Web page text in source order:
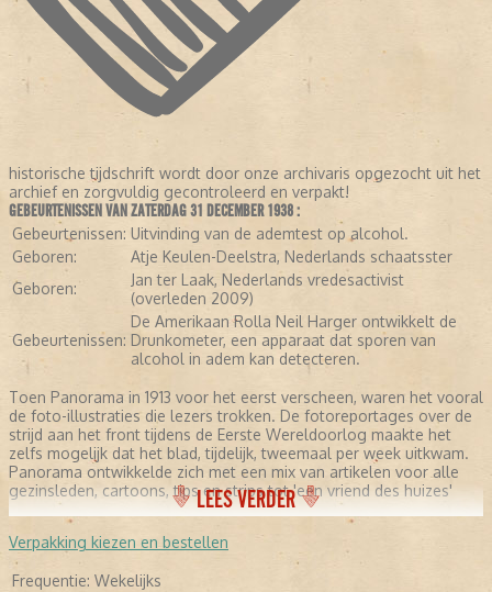
historische tijdschrift wordt door onze archivaris opgezocht uit het
archief en zorgvuldig gecontroleerd en verpakt!
GEBEURTENISSEN VAN ZATERDAG 31 DECEMBER 1938 :
Gebeurtenissen: Uitvinding van de ademtest op alcohol.
Geboren:
Atje Keulen-Deelstra, Nederlands schaatsster
Geboren:
Jan ter Laak, Nederlands vredesactivist
(overleden 2009)
Gebeurtenissen:
De Amerikaan Rolla Neil Harger ontwikkelt de
Drunkometer, een apparaat dat sporen van
alcohol in adem kan detecteren.
Toen Panorama in 1913 voor het eerst verscheen, waren het vooral
de foto-illustraties die lezers trokken. De fotoreportages over de
strijd aan het front tijdens de Eerste Wereldoorlog maakte het
zelfs mogelijk dat het blad, tijdelijk, tweemaal per week uitkwam.
Panorama ontwikkelde zich met een mix van artikelen voor alle
gezinsleden, cartoons, tips en strips tot 'een vriend des huizes'
LEES VERDER
Verpakking kiezen en bestellen
Frequentie: Wekelijks